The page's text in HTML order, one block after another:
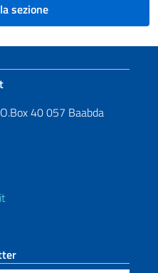
sezione
40 057 Baabda